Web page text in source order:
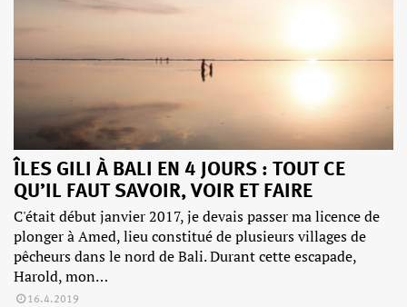
ÎLES GILI À BALI EN 4 JOURS : TOUT CE
QU’IL FAUT SAVOIR, VOIR ET FAIRE
C'était début janvier 2017, je devais passer ma licence de
plonger à Amed, lieu constitué de plusieurs villages de
pêcheurs dans le nord de Bali. Durant cette escapade,
Harold, mon…
16.4.2019